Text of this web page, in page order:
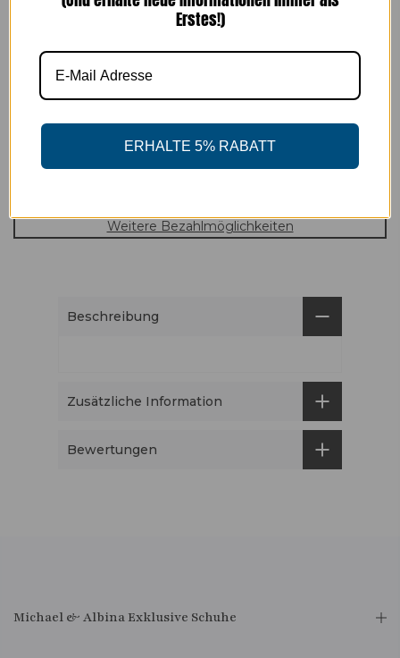
Weitere Bezahlmöglichkeiten
Beschreibung
Zusätzliche Information
Bewertungen
Michael & Albina Exklusive Schuhe
Erstes!)
ERHALTE 5% RABATT